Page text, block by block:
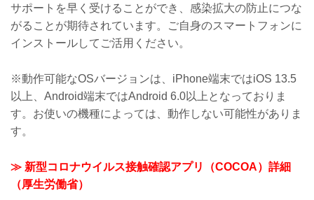
サポートを早く受けることができ、感染拡大の防止につな
がることが期待されています。ご自身のスマートフォンに
インストールしてご活用ください。
※動作可能なOSバージョンは、iPhone端末ではiOS 13.5
以上、Android端末ではAndroid 6.0以上となっておりま
す。お使いの機種によっては、動作しない可能性がありま
す。
≫ 新型コロナウイルス接触確認アプリ（COCOA）詳細
（厚生労働省）